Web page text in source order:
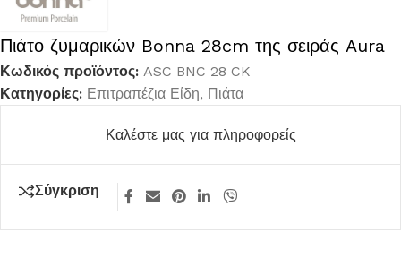
Πιάτο ζυμαρικών Bonna 28cm της σειράς Aura
Κωδικός προϊόντος: ASC BNC 28 CK
Κατηγορίες: Επιτραπέζια Είδη, Πιάτα
Καλέστε μας για πληροφορείς
Σύγκριση